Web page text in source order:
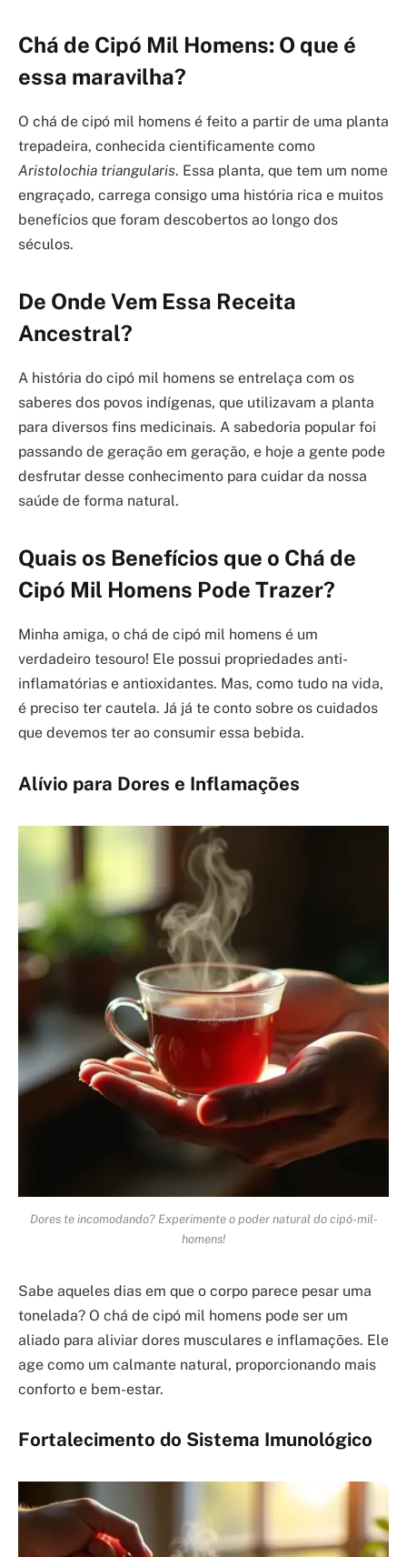
Chá de Cipó Mil Homens: O que é
essa maravilha?
O chá de cipó mil homens é feito a partir de uma planta
trepadeira, conhecida cientificamente como
Aristolochia triangularis. Essa planta, que tem um nome
engraçado, carrega consigo uma história rica e muitos
benefícios que foram descobertos ao longo dos
séculos.
De Onde Vem Essa Receita
Ancestral?
A história do cipó mil homens se entrelaça com os
saberes dos povos indígenas, que utilizavam a planta
para diversos fins medicinais. A sabedoria popular foi
passando de geração em geração, e hoje a gente pode
desfrutar desse conhecimento para cuidar da nossa
saúde de forma natural.
Quais os Benefícios que o Chá de
Cipó Mil Homens Pode Trazer?
Minha amiga, o chá de cipó mil homens é um
verdadeiro tesouro! Ele possui propriedades anti-
inflamatórias e antioxidantes. Mas, como tudo na vida,
é preciso ter cautela. Já já te conto sobre os cuidados
que devemos ter ao consumir essa bebida.
Alívio para Dores e Inflamações
Dores te incomodando? Experimente o poder natural do cipó-mil-
homens!
Sabe aqueles dias em que o corpo parece pesar uma
tonelada? O chá de cipó mil homens pode ser um
aliado para aliviar dores musculares e inflamações. Ele
age como um calmante natural, proporcionando mais
conforto e bem-estar.
Fortalecimento do Sistema Imunológico